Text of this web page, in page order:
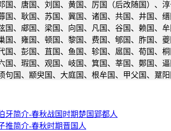
国、唐国、刘国、黄国、厉国（后改随国）、淳
国、耿国、苏国、冀国、诸国、共国、井国、缙
国、郕国、梁国、向国、凡国、谷国、赖国、牟
国、雍国、顿国、黎国、费国、郇国、胙国、夔
国、彭国、苴国、鱼国、轸国、扈国、荀国、桐
国、瑕国、观国、岐国、箕国、莘国、鄚国、逼
句国、颛臾国、大庭国、根牟国、甲父国、翨阳
牙简介-春秋战国时期楚国郢都人
推简介-春秋时期晋国人